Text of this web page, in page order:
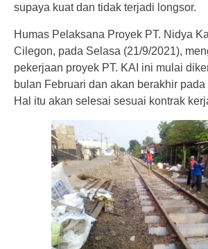
supaya kuat dan tidak terjadi longsor.
Humas Pelaksana Proyek PT. Nidya
Cilegon, pada Selasa (21/9/2021),
pekerjaan proyek PT. KAI ini mulai
bulan Februari dan akan berakhir
Hal itu akan selesai sesuai kontrak